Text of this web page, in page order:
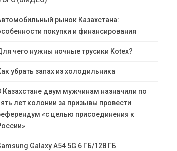
рынок Казахстана:
покупки и финансирования
чего нужны ночные трусики Kotex?
убрать запах из холодильника
Казахстане двум мужчинам назначили по
лет колонии за призывы провести
«с целью присоединения к
Galaxy A54 5G 6 ГБ/128 ГБ